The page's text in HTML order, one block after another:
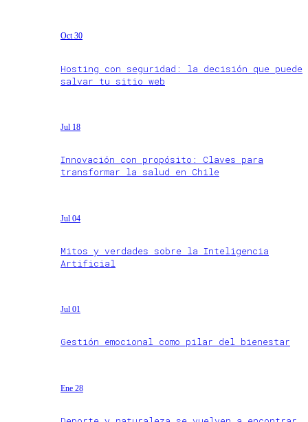
Oct 30
Hosting con seguridad: la decisión que puede
salvar tu sitio web
Jul 18
Innovación con propósito: Claves para
transformar la salud en Chile
Jul 04
Mitos y verdades sobre la Inteligencia
Artificial
Jul 01
Gestión emocional como pilar del bienestar
Ene 28